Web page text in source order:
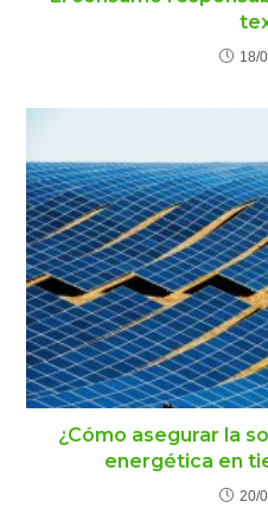
18/
¿Cómo asegurar la
energética en
20/